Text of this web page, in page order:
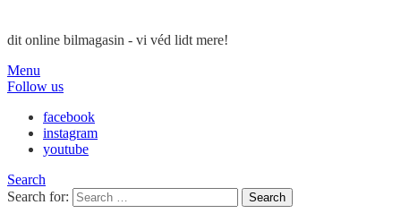
dit online bilmagasin - vi véd lidt mere!
Menu
Follow us
facebook
instagram
youtube
Search
Search for:
Search